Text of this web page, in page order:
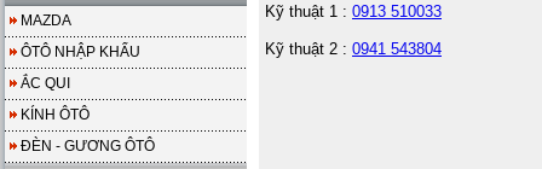
MAZDA
ÔTÔ NHẬP KHẨU
ẮC QUI
KÍNH ÔTÔ
ĐÈN - GƯƠNG ÔTÔ
Kỹ thuật 1 : 0913 510033
Kỹ thuật 2 : 0941 543804